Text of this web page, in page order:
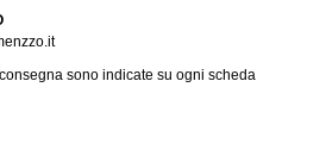
sono indicate su ogni scheda